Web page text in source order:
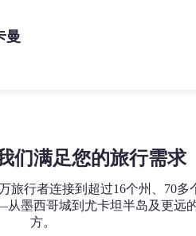
曼
们满足您的旅行需求
旅行者连接到超过16个州、70多
墨西哥城到尤卡坦半岛及更远
方。